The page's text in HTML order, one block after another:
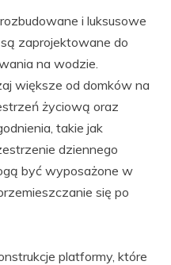
i luksusowe
zaprojektowane do
na wodzie.
większe od domków na
życiową oraz
takie jak
dziennego
być wyposażone w
się po
platformy, które